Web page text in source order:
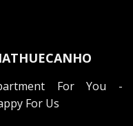
các trung tâm
For You -
For Us